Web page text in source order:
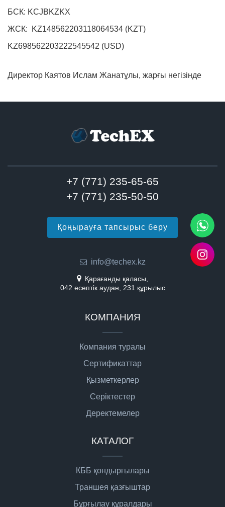
БСК: KCJBKZKX
ЖСК: KZ148562203118064534 (KZT)
KZ698562203222545542 (USD)
Директор Каятов Ислам Жанатұлы, жарғы негізінде
+7 (771) 235-65-65
+7 (771) 235-50-50
Қоңырауға тапсырыс беру
info@techex.kz
Қарағанды қаласы,
042 есептік аудан, 231 құрылыс
КОМПАНИЯ
Компания туралы
Сертификаттар
Қызметкерлер
Серіктестер
Деректемелер
КАТАЛОГ
КББ қондырғылары
Траншея қазғыштар
Бұрғылау құралдары